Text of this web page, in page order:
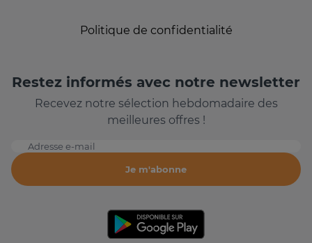
Politique de confidentialité
Restez informés avec notre newsletter
Recevez notre sélection hebdomadaire des
meilleures offres !
Adresse e-mail
Je m'abonne